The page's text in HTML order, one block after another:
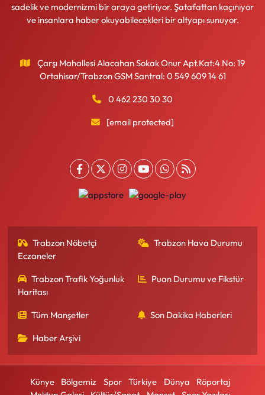
sadelik ve modernizmi bir araya getiriyor. Şatafattan kaçınıyor
ve insanlara haber okuyabilecekleri bir altyapı sunuyor.
Çarşı Mahallesi Alacahan Sokak Onur Apt.Kat:4 No: 19
Ortahisar/Trabzon GSM Santral: 0 549 609 14 61
0 462 230 30 30
[email protected]
Trabzon Nöbetçi
Eczaneler
Trabzon Hava Durumu
Trabzon Trafik Yoğunluk
Haritası
Puan Durumu ve Fikstür
Tüm Manşetler Son Dakika Haberleri
Haber Arşivi
Künye Bölgemiz Spor Türkiye Dünya
Röportaj